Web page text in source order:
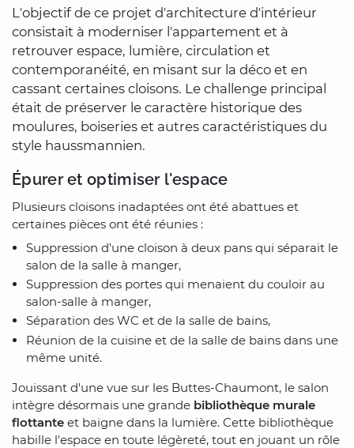
L'objectif de ce projet d'architecture d'intérieur
consistait à moderniser l'appartement et à
retrouver espace, lumière, circulation et
contemporanéité, en misant sur la déco et en
cassant certaines cloisons. Le challenge principal
était de préserver le caractère historique des
moulures, boiseries et autres caractéristiques du
style haussmannien.
Épurer et optimiser l'espace
Plusieurs cloisons inadaptées ont été abattues et
certaines pièces ont été réunies :
Suppression d'une cloison à deux pans qui séparait le
salon de la salle à manger,
Suppression des portes qui menaient du couloir au
salon-salle à manger,
Séparation des WC et de la salle de bains,
Réunion de la cuisine et de la salle de bains dans une
même unité.
Jouissant d'une vue sur les Buttes-Chaumont, le salon
intègre désormais une grande bibliothèque murale
flottante et baigne dans la lumière. Cette bibliothèque
habille l'espace en toute légèreté, tout en jouant un rôle